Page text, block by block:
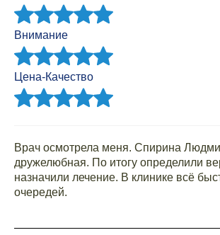
Внимание
Цена-Качество
Врач осмотрела меня. Спирина
дружелюбная. По итогу определили
назначили лечение. В клинике всё
очередей.